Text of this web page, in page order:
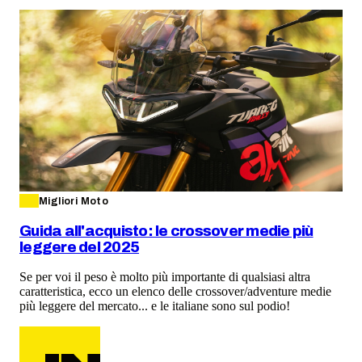
Migliori Moto
Guida all'acquisto: le crossover medie più
leggere del 2025
Se per voi il peso è molto più importante di qualsiasi altra
caratteristica, ecco un elenco delle crossover/adventure medie
più leggere del mercato... e le italiane sono sul podio!